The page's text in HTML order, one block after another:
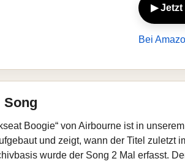
▶ Jetzt
Bei
Song
Boogie“ von Airbourne ist in
und zeigt, wann der Titel zuletzt
wurde der Song 2 Mal erfasst.